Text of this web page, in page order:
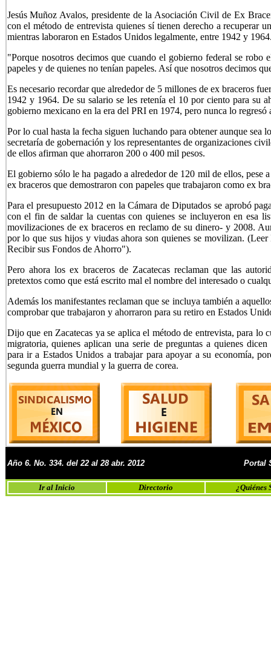
Jesús Muñoz Avalos, presidente de la Asociación Civil de Ex
con el método de entrevista quienes sí tienen derecho a recuperar
mientras laboraron en Estados Unidos legalmente, entre 1942 y
"Porque nosotros decimos que cuando el gobierno federal se robo
papeles y de quienes no tenían papeles. Así que nosotros decimos
Es necesario recordar que alrededor de 5 millones de ex braceros
1942 y 1964. De su salario se les retenía el 10 por ciento para su
gobierno mexicano en la era del PRI en 1974, pero nunca lo regresó
Por lo cual hasta la fecha siguen luchando para obtener aunque sea
secretaría de gobernación y los representantes de organizaciones
de ellos afirman que ahorraron 200 o 400 mil pesos.
El gobierno sólo le ha pagado a alrededor de 120 mil de ellos, pese
ex braceros que demostraron con papeles que trabajaron como ex
Para el presupuesto 2012 en la Cámara de Diputados se aprobó
con el fin de saldar la cuentas con quienes se incluyeron en esa
movilizaciones de ex braceros en reclamo de su dinero- y 2008.
por lo que sus hijos y viudas ahora son quienes se movilizan.
Recibir sus Fondos de Ahorro").
Pero ahora los ex braceros de Zacatecas reclaman que las
pretextos como que está escrito mal el nombre del interesado o
Además los manifestantes reclaman que se incluya también a
comprobar que trabajaron y ahorraron para su retiro en Estados
Dijo que en Zacatecas ya se aplica el método de entrevista, para lo
migratoria, quienes aplican una serie de preguntas a quienes
para ir a Estados Unidos a trabajar para apoyar a su economía,
segunda guerra mundial y la guerra de corea.
Año 6. No. 334. del 22 al 28 abr. 2012 Portal
Ir al Inicio Directorio ¿Quiénes